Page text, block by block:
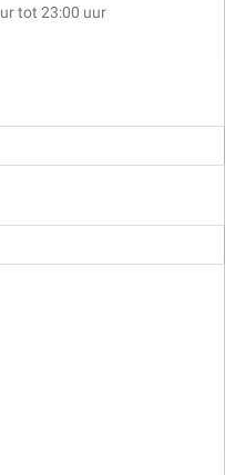
tot 23:00 uur